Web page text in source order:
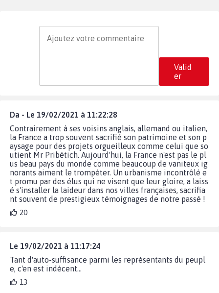
Valid
er
Da - Le 19/02/2021 à 11:22:28
Contrairement à ses voisins anglais, allemand ou italien,
la France a trop souvent sacrifié son patrimoine et son p
aysage pour des projets orgueilleux comme celui que so
utient Mr Pribétich. Aujourd'hui, la France n'est pas le pl
us beau pays du monde comme beaucoup de vaniteux ig
norants aiment le trompèter. Un urbanisme incontrôlé e
t promu par des élus qui ne visent que leur gloire, a laiss
é s'installer la laideur dans nos villes françaises, sacrifia
nt souvent de prestigieux témoignages de notre passé !
20
Le 19/02/2021 à 11:17:24
Tant d'auto-suffisance parmi les représentants du peupl
e, c'en est indécent...
13